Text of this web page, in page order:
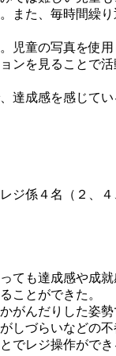
また、毎時間繰
児童の写真を使
ンを見ることで
達成感を感じてい
ジ係４名（２、
も達成感や成就
ことができた。
がんだりした姿
しづらいなどの不
でレジ操作がで